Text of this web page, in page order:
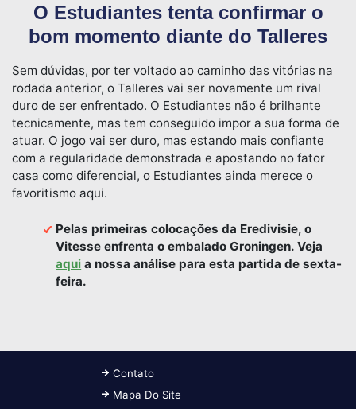
O Estudiantes tenta confirmar o
bom momento diante do Talleres
Sem dúvidas, por ter voltado ao caminho das vitórias na
rodada anterior, o Talleres vai ser novamente um rival
duro de ser enfrentado. O Estudiantes não é brilhante
tecnicamente, mas tem conseguido impor a sua forma de
atuar. O jogo vai ser duro, mas estando mais confiante
com a regularidade demonstrada e apostando no fator
casa como diferencial, o Estudiantes ainda merece o
favoritismo aqui.
Pelas primeiras colocações da Eredivisie, o
Vitesse enfrenta o embalado Groningen. Veja
aqui a nossa análise para esta partida de sexta-
feira.
Contato
Mapa Do Site